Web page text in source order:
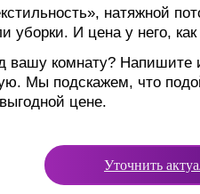
натяжной
уборки. И цена у него,
вашу комнату?
Мы подскажем, что
цене.
Уточнить